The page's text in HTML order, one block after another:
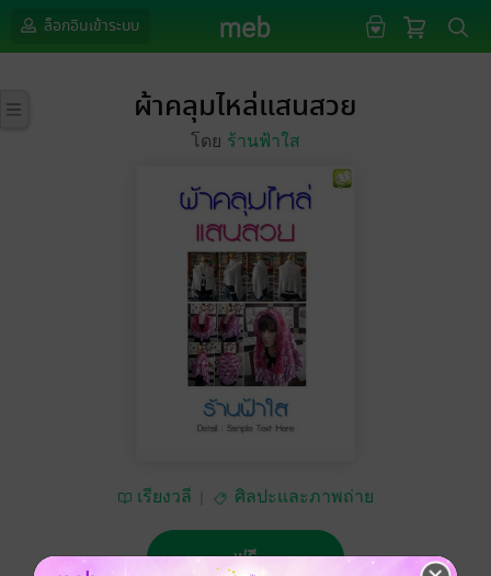
ล็อกอินเข้าระบบ
ผ้าคลุมไหล่แสนสวย
โดย ร้านฟ้าใส
เรียงวลี ศิลปะและภาพถ่าย
ฟรี